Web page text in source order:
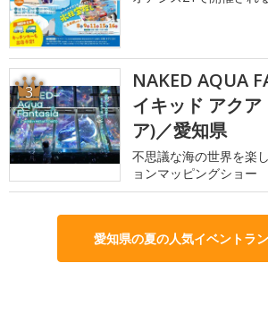
3
NAKED AQUA
イキッド アク
ア)／愛知県
不思議な海の世界を楽
ョンマッピングショー
愛知県の夏の人気イベントラ